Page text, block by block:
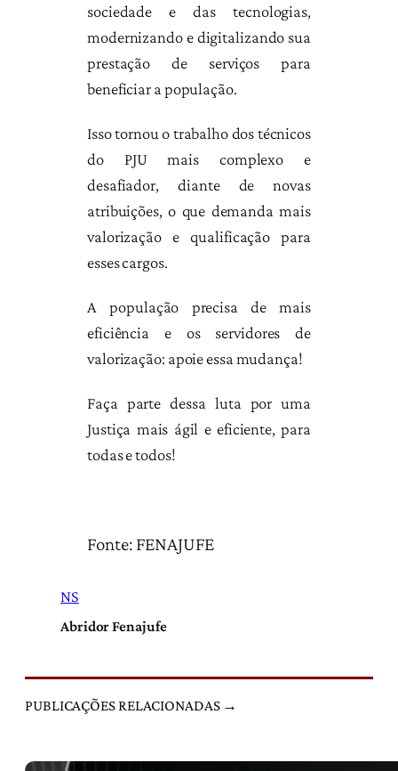
sociedade e das tecnologias,
modernizando e digitalizando sua
prestação de serviços para
beneficiar a população.
Isso tornou o trabalho dos técnicos
do PJU mais complexo e
desafiador, diante de novas
atribuições, o que demanda mais
valorização e qualificação para
esses cargos.
A população precisa de mais
eficiência e os servidores de
valorização: apoie essa mudança!
Faça parte dessa luta por uma
Justiça mais ágil e eficiente, para
todas e todos!
Fonte: FENAJUFE
NS
Abridor Fenajufe
PUBLICAÇÕES RELACIONADAS →